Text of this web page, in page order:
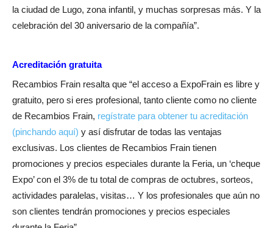
la ciudad de Lugo, zona infantil, y muchas sorpresas más. Y la
celebración del 30 aniversario de la compañía”.
Acreditación gratuita
Recambios Frain resalta que “el acceso a ExpoFrain es libre y
gratuito, pero si eres profesional, tanto cliente como no cliente
de Recambios Frain, regístrate para obtener tu acreditación
(pinchando aquí) y así disfrutar de todas las ventajas
exclusivas. Los clientes de Recambios Frain tienen
promociones y precios especiales durante la Feria, un ‘cheque
Expo’ con el 3% de tu total de compras de octubres, sorteos,
actividades paralelas, visitas… Y los profesionales que aún no
son clientes tendrán promociones y precios especiales